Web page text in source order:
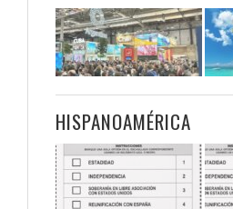
HISPANOAMÉRICA